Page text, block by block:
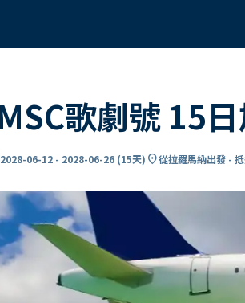
歌劇號 15
2028-06-12 - 2028-06-26 (15天) location_on從拉羅馬納出發 -